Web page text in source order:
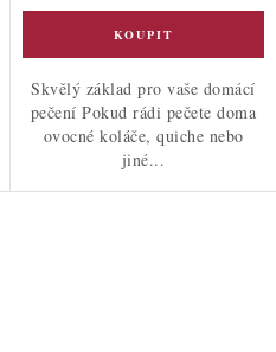
Skvělý základ pro vaše domácí
pečení Pokud rádi pečete doma
ovocné koláče, quiche nebo
jiné...